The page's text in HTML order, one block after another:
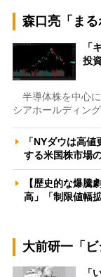
森口亮「まる
「
投
半導体株を中心
シアホールディン
「NYダウは高
する米国株市
【歴史的な爆騰
高」「制限値
大前研一「
「